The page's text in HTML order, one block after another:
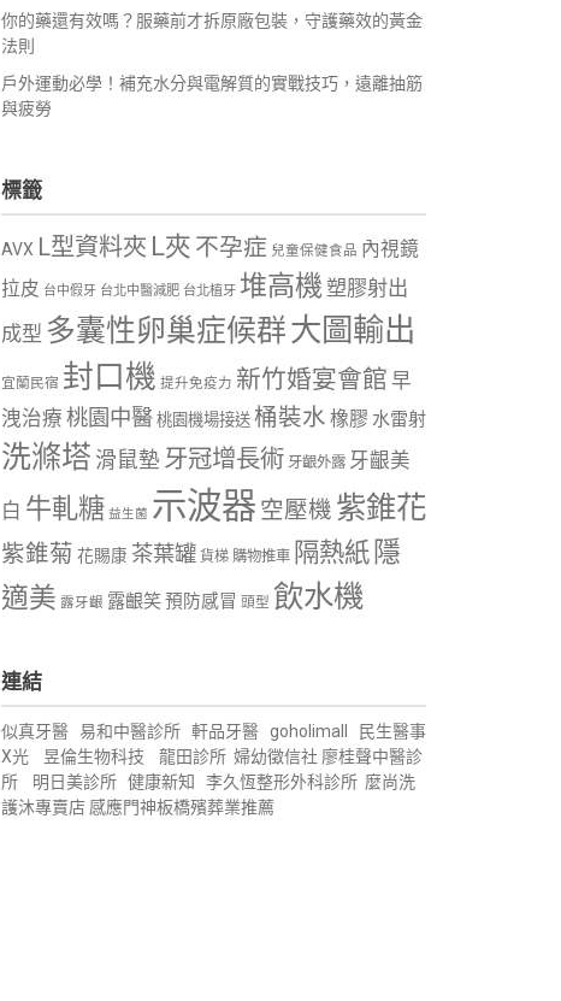
你的藥還有效嗎？服藥前才拆原廠包裝，守護藥效的黃金
法則
戶外運動必學！補充水分與電解質的實戰技巧，遠離抽筋
與疲勞
標籤
AVX L型資料夾 L夾 不孕症 兒童保健食品 內視鏡
拉皮 台中假牙 台北中醫減肥 台北植牙 堆高機塑膠射出
成型 多囊性卵巢症候群大圖輸出
宜蘭民宿 封口機 提升免疫力 新竹婚宴會館 早
洩治療 桃園中醫 桃園機場接送 桶裝水 橡膠 水雷射
洗滌塔 滑鼠墊 牙冠增長術 牙齦外露 牙齦美
白 牛軋糖 益生菌 示波器 空壓機 紫錐花
紫錐菊 花賜康 茶葉罐 貨梯 購物推車 隔熱紙 隱
適美 露牙齦 露齦笑預防感冒 頭型 飲水機
連結
似真牙醫 易和中醫診所 軒品牙醫 goholimall
民生醫事
X光
昱倫生物科技 龍田診所 婦幼徵信社 廖桂聲中醫診
所
明日美診所 健康新知 李久恆整形外科診所 麼尚洗
護沐專賣店 感應門神板橋殯葬業推薦